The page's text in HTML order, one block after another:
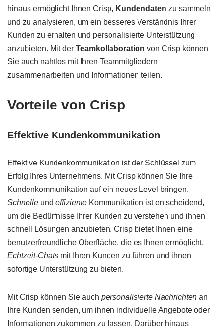
hinaus ermöglicht Ihnen Crisp, Kundendaten zu sammeln
und zu analysieren, um ein besseres Verständnis Ihrer
Kunden zu erhalten und personalisierte Unterstützung
anzubieten. Mit der Teamkollaboration von Crisp können
Sie auch nahtlos mit Ihren Teammitgliedern
zusammenarbeiten und Informationen teilen.
Vorteile von Crisp
Effektive Kundenkommunikation
Effektive Kundenkommunikation ist der Schlüssel zum
Erfolg Ihres Unternehmens. Mit Crisp können Sie Ihre
Kundenkommunikation auf ein neues Level bringen.
Schnelle und effiziente Kommunikation ist entscheidend,
um die Bedürfnisse Ihrer Kunden zu verstehen und ihnen
schnell Lösungen anzubieten. Crisp bietet Ihnen eine
benutzerfreundliche Oberfläche, die es Ihnen ermöglicht,
Echtzeit-Chats mit Ihren Kunden zu führen und ihnen
sofortige Unterstützung zu bieten.
Mit Crisp können Sie auch personalisierte Nachrichten an
Ihre Kunden senden, um ihnen individuelle Angebote oder
Informationen zukommen zu lassen. Darüber hinaus